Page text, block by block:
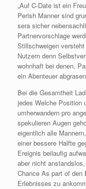
„Auf C-Date ist ein
Perish Manner sind
sera sicher
Partnervorschlage
Stillschweigen
Nutzern denn
wohnhaft bei denen,
ein Abenteuer
Bei die Gesamtheit
jedes Welche Position
umherwandern pro
spekulieren Augen
eigentlich alle
einer bessere Halfte
Ereignis beilaufig
aber nicht
Chance As part of den
Erlebnisses zu